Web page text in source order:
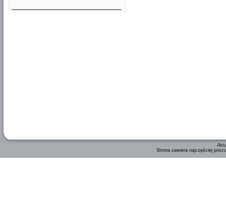
Strona zawiera najczęściej